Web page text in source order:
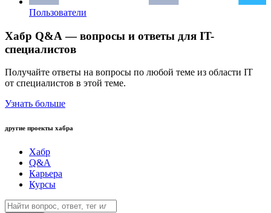
Пользователи
Хабр Q&A — вопросы и ответы для IT-
специалистов
Получайте ответы на вопросы по любой теме из области IT
от специалистов в этой теме.
Узнать больше
другие проекты хабра
Хабр
Q&A
Карьера
Курсы